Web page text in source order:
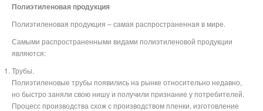
Полиэтиленовая продукция
Полиэтиленовая продукция – самая распространенная в мире.
Самыми распространенными видами полиэтиленовой продукции
являются:
Трубы.
Полиэтиленовые трубы появились на рынке относительно недавно,
но быстро заняли свою нишу и получили признание у потребителей.
Процесс производства схож с производством пленки, изготовление